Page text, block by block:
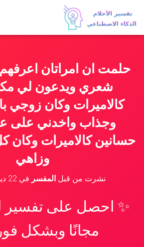
حلمت ان امراتان
شعري ويدعون لي
كالاميرات وكان زوجي
وجذاب واخدني على
حسانين كالاميرات
وزاهي
نشرت من قبلالمفسر في22 ديسمبر، 2023
✨ احصل على تفسير
مجانًا وبشكل